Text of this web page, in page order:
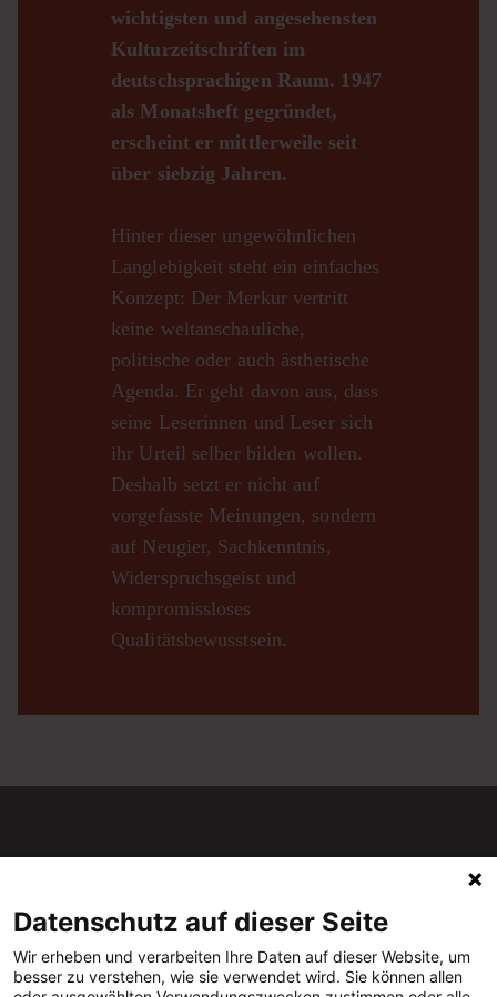
wichtigsten und angesehensten
Kulturzeitschriften im
deutschsprachigen Raum. 1947
als Monatsheft gegründet,
erscheint er mittlerweile seit
über siebzig Jahren.
Hinter dieser ungewöhnlichen
Langlebigkeit steht ein einfaches
Konzept: Der Merkur vertritt
keine weltanschauliche,
politische oder auch ästhetische
Agenda. Er geht davon aus, dass
seine Leserinnen und Leser sich
ihr Urteil selber bilden wollen.
Deshalb setzt er nicht auf
vorgefasste Meinungen, sondern
auf Neugier, Sachkenntnis,
Widerspruchsgeist und
kompromissloses
Qualitätsbewusstsein.
Der Merkur ist seit 1947 eine der wichtigsten Kulturzeitschriften im
deutschsprachigen Raum.
Datenschutz auf dieser Seite
Wir erheben und verarbeiten Ihre Daten auf dieser Website, um
besser zu verstehen, wie sie verwendet wird. Sie können allen